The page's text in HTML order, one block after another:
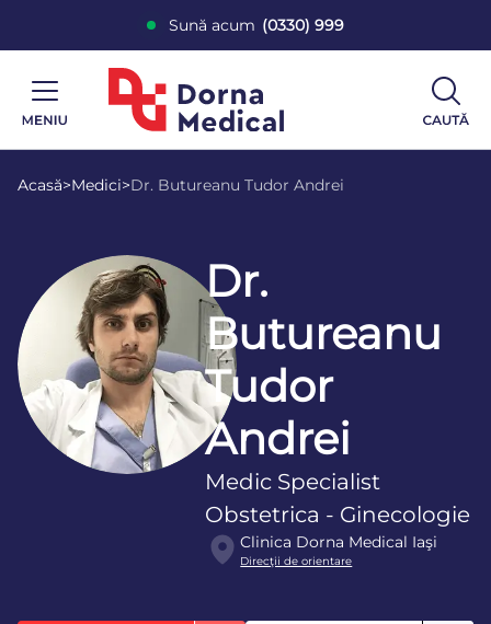
Sună acum (0330) 999
Acasă>Medici>Dr. Butureanu Tudor Andrei
Dr.
Butureanu
Tudor
Andrei
Medic Specialist
Obstetrica - Ginecologie
Clinica Dorna Medical Iaşi
Direcţii de orientare